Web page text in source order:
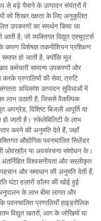
से बड़े पैमाने के उत्पादन संयंत्रों में
को शिखर दक्षता के लिए अनुकूलित
उपकरणों का समर्थन किया जा
है, जो व्यक्तिगत विद्युत एक्चुएटर्स
विशेषज्ञ तकनीशियन प्रशिक्षण
हो जाती है, क्योंकि मूल
कर्मचारी सामान्य उपकरणों और
करके प्रणालियों की सेवा, त्रुटि
अधिकांश उत्पादन सुविधाओं में
लाभ उठाती है, जिससे वैकल्पिक
अपग्रेड, विशिष्ट बिजली आपूर्ति या
जाती है। स्केलेबिलिटी के लाभ
करने की अनुमति देते हैं, जहाँ
औद्योगिक पवनचालित सिलेंडर
ओवरहॉल या अवसंरचना संशोधन के।
विश्वसनीयता और सरलीकृत
और समाधान की अनुमति देती हैं,
घंटा हज़ारों डॉलर की खोई हुई
के लाभ बीमा लागत और
प्रणालियाँ हाइड्रोलिक
विद्युत खतरों, आग के जोखिमों या